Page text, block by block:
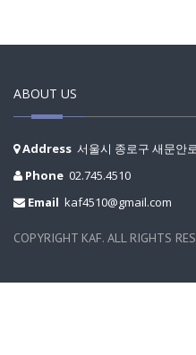
ABOUT US
Address 서울시 종로구 새문안
Phone 02.745.4510
Email kaf4510@gmail.com
COPYRIGHT KAF. ALL RIGHTS